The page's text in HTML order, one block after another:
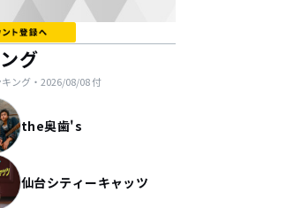
グ
ング・ 2026/08/08付
the奥歯's
仙台シティーキャッツ